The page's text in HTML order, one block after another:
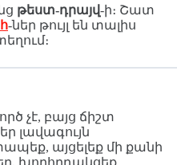
թեստ-դրայվ-ի։ Շատ
-ներ թույլ են տալիս
չէ, բայց ճիշտ
լավագույն
այցելեք մի քանի
խորհրդակցեք